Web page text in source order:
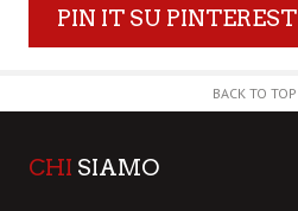
PIN IT SU PINTEREST
BACK TO TOP
CHI SIAMO